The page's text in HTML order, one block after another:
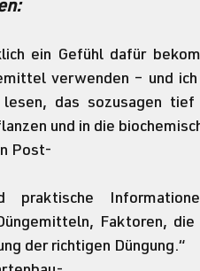
ein Gefühl dafür
verwenden – und
lesen, das sozusagen
und in die
Post-
praktische
Faktoren,
der richtigen Düngung.“